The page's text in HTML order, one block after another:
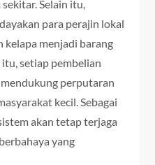
Selain itu,
para perajin lokal
kelapa menjadi barang
setiap pembelian
perputaran
kecil. Sebagai
akan tetap terjaga
yang